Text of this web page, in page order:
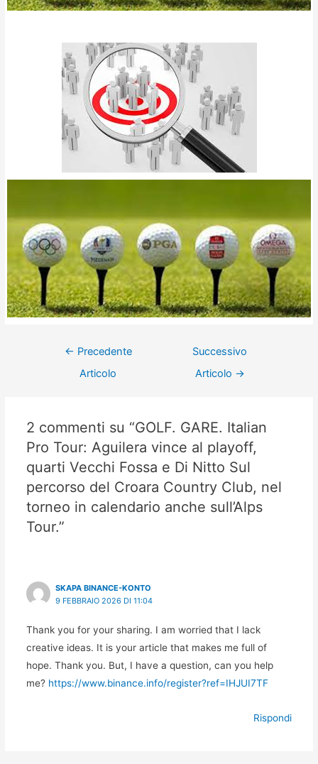
← Precedente
Articolo
Successivo
Articolo →
2 commenti su “GOLF. GARE. Italian
Pro Tour: Aguilera vince al playoff,
quarti Vecchi Fossa e Di Nitto Sul
percorso del Croara Country Club, nel
torneo in calendario anche sull’Alps
Tour.”
SKAPA BINANCE-KONTO
9 FEBBRAIO 2026 DI 11:04
Thank you for your sharing. I am worried that I lack
creative ideas. It is your article that makes me full of
hope. Thank you. But, I have a question, can you help
me? https://www.binance.info/register?ref=IHJUI7TF
Rispondi